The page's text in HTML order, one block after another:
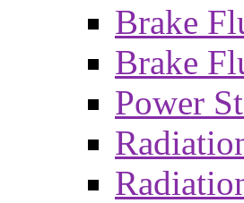
Brake
Brake
Power